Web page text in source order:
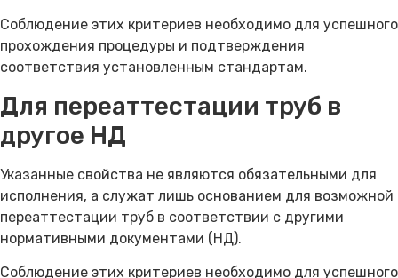
Соблюдение этих критериев необходимо для успешного
прохождения процедуры и подтверждения
соответствия установленным стандартам.
Для переаттестации труб в
другое НД
Указанные свойства не являются обязательными для
исполнения, а служат лишь основанием для возможной
переаттестации труб в соответствии с другими
нормативными документами (НД).
Соблюдение этих критериев необходимо для успешного